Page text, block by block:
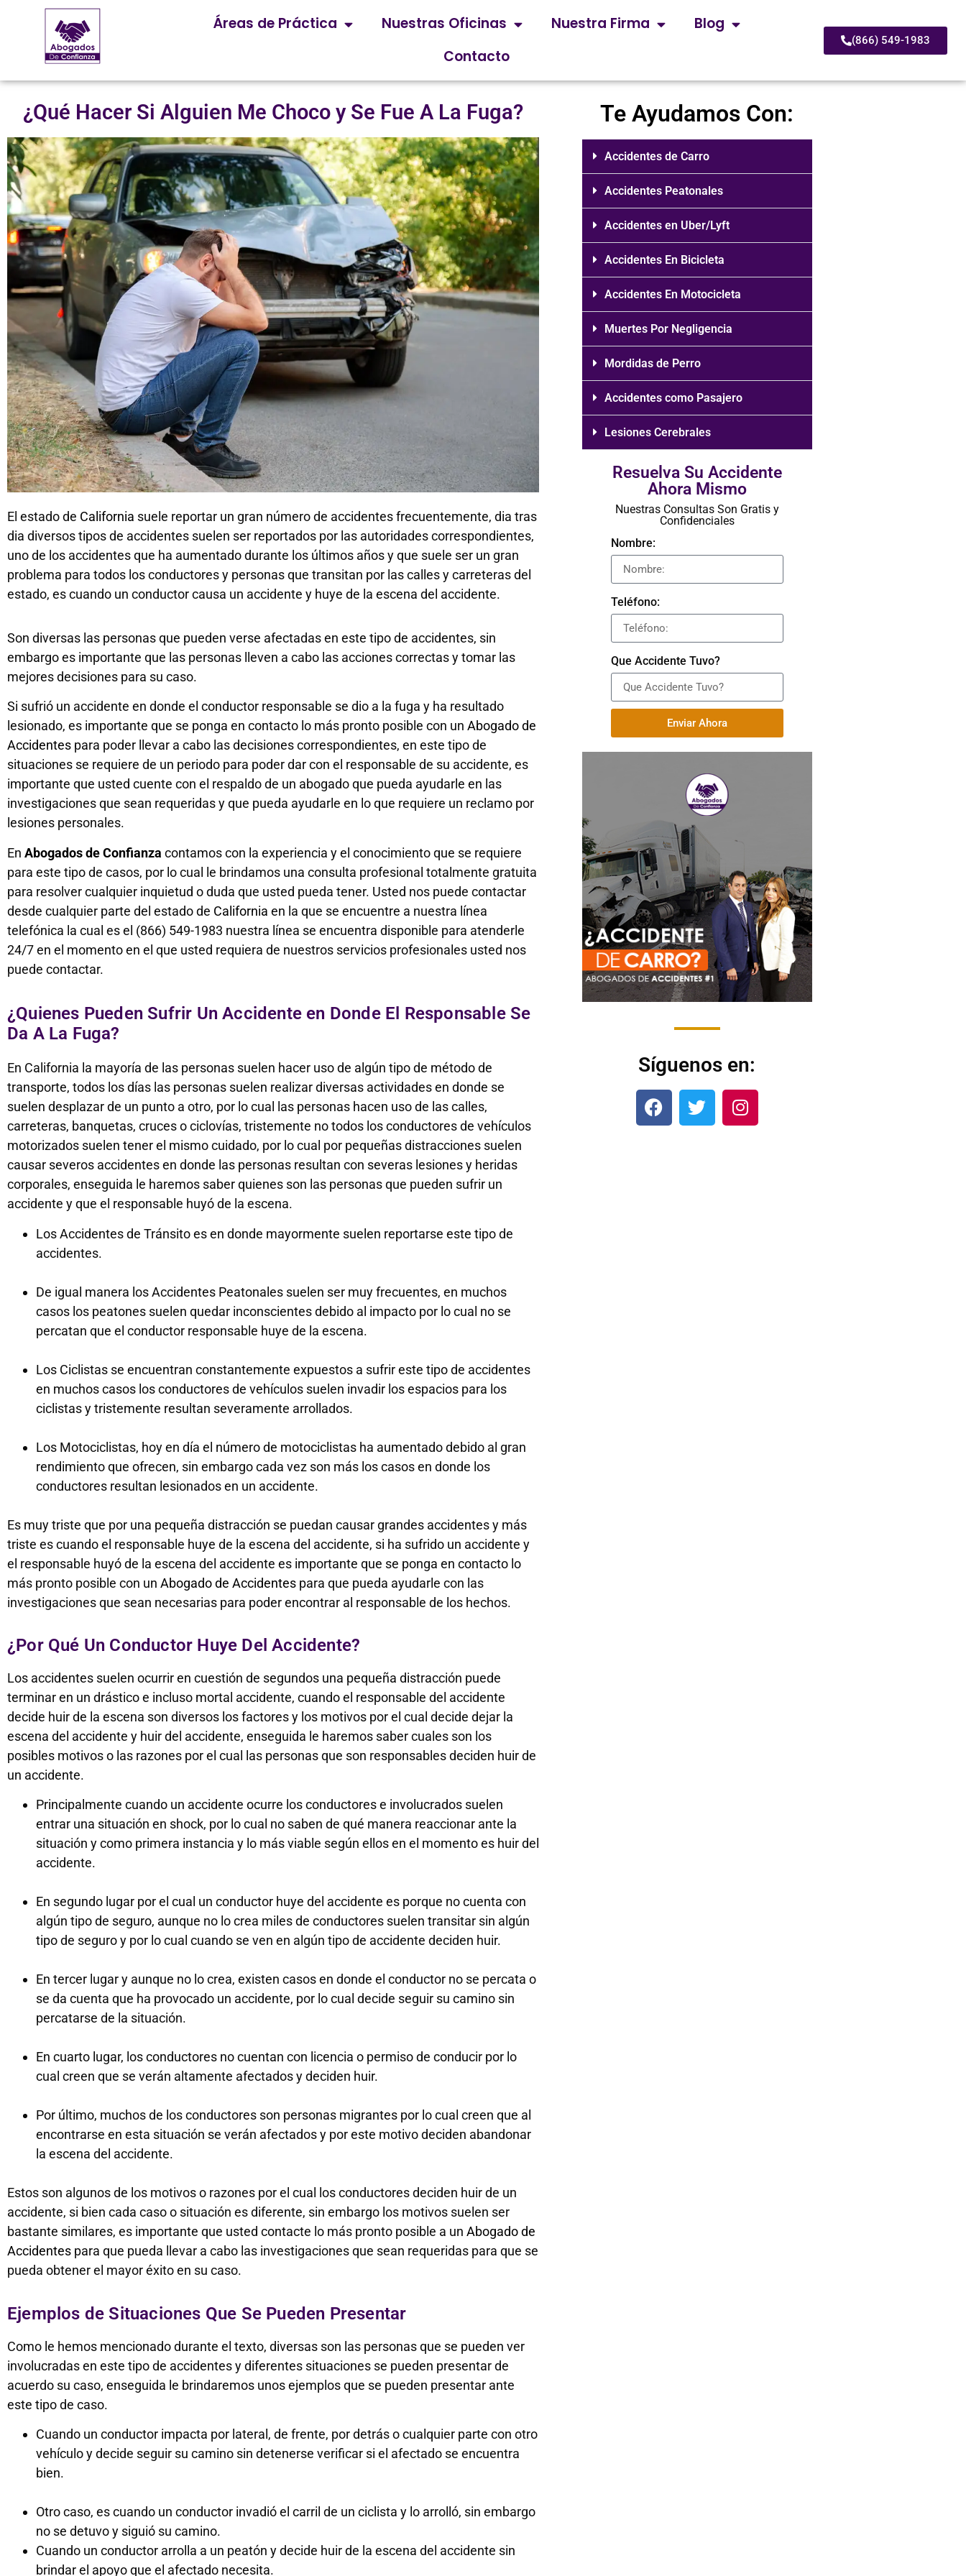
Áreas de Práctica Nuestras Oficinas Nuestra Firma
Blog
Contacto
(866) 549-1983
¿Qué Hacer Si Alguien Me Choco y Se Fue A La Fuga?
El estado de California suele reportar un gran número de accidentes frecuentemente, dia tras
dia diversos tipos de accidentes suelen ser reportados por las autoridades correspondientes,
uno de los accidentes que ha aumentado durante los últimos años y que suele ser un gran
problema para todos los conductores y personas que transitan por las calles y carreteras del
estado, es cuando un conductor causa un accidente y huye de la escena del accidente.
Son diversas las personas que pueden verse afectadas en este tipo de accidentes, sin
embargo es importante que las personas lleven a cabo las acciones correctas y tomar las
mejores decisiones para su caso.
Si sufrió un accidente en donde el conductor responsable se dio a la fuga y ha resultado
lesionado, es importante que se ponga en contacto lo más pronto posible con un Abogado de
Accidentes para poder llevar a cabo las decisiones correspondientes, en este tipo de
situaciones se requiere de un periodo para poder dar con el responsable de su accidente, es
importante que usted cuente con el respaldo de un abogado que pueda ayudarle en las
investigaciones que sean requeridas y que pueda ayudarle en lo que requiere un reclamo por
lesiones personales.
En Abogados de Confianza contamos con la experiencia y el conocimiento que se requiere
para este tipo de casos, por lo cual le brindamos una consulta profesional totalmente gratuita
para resolver cualquier inquietud o duda que usted pueda tener. Usted nos puede contactar
desde cualquier parte del estado de California en la que se encuentre a nuestra línea
telefónica la cual es el (866) 549-1983 nuestra línea se encuentra disponible para atenderle
24/7 en el momento en el que usted requiera de nuestros servicios profesionales usted nos
puede contactar.
¿Quienes Pueden Sufrir Un Accidente en Donde El Responsable Se
Da A La Fuga?
En California la mayoría de las personas suelen hacer uso de algún tipo de método de
transporte, todos los días las personas suelen realizar diversas actividades en donde se
suelen desplazar de un punto a otro, por lo cual las personas hacen uso de las calles,
carreteras, banquetas, cruces o ciclovías, tristemente no todos los conductores de vehículos
motorizados suelen tener el mismo cuidado, por lo cual por pequeñas distracciones suelen
causar severos accidentes en donde las personas resultan con severas lesiones y heridas
corporales, enseguida le haremos saber quienes son las personas que pueden sufrir un
accidente y que el responsable huyó de la escena.
Los Accidentes de Tránsito es en donde mayormente suelen reportarse este tipo de
accidentes.
De igual manera los Accidentes Peatonales suelen ser muy frecuentes, en muchos
casos los peatones suelen quedar inconscientes debido al impacto por lo cual no se
percatan que el conductor responsable huye de la escena.
Los Ciclistas se encuentran constantemente expuestos a sufrir este tipo de accidentes
en muchos casos los conductores de vehículos suelen invadir los espacios para los
ciclistas y tristemente resultan severamente arrollados.
Los Motociclistas, hoy en día el número de motociclistas ha aumentado debido al gran
rendimiento que ofrecen, sin embargo cada vez son más los casos en donde los
conductores resultan lesionados en un accidente.
Es muy triste que por una pequeña distracción se puedan causar grandes accidentes y más
triste es cuando el responsable huye de la escena del accidente, si ha sufrido un accidente y
el responsable huyó de la escena del accidente es importante que se ponga en contacto lo
más pronto posible con un Abogado de Accidentes para que pueda ayudarle con las
investigaciones que sean necesarias para poder encontrar al responsable de los hechos.
¿Por Qué Un Conductor Huye Del Accidente?
Los accidentes suelen ocurrir en cuestión de segundos una pequeña distracción puede
terminar en un drástico e incluso mortal accidente, cuando el responsable del accidente
decide huir de la escena son diversos los factores y los motivos por el cual decide dejar la
escena del accidente y huir del accidente, enseguida le haremos saber cuales son los
posibles motivos o las razones por el cual las personas que son responsables deciden huir de
un accidente.
Principalmente cuando un accidente ocurre los conductores e involucrados suelen
entrar una situación en shock, por lo cual no saben de qué manera reaccionar ante la
situación y como primera instancia y lo más viable según ellos en el momento es huir del
accidente.
En segundo lugar por el cual un conductor huye del accidente es porque no cuenta con
algún tipo de seguro, aunque no lo crea miles de conductores suelen transitar sin algún
tipo de seguro y por lo cual cuando se ven en algún tipo de accidente deciden huir.
En tercer lugar y aunque no lo crea, existen casos en donde el conductor no se percata o
se da cuenta que ha provocado un accidente, por lo cual decide seguir su camino sin
percatarse de la situación.
En cuarto lugar, los conductores no cuentan con licencia o permiso de conducir por lo
cual creen que se verán altamente afectados y deciden huir.
Por último, muchos de los conductores son personas migrantes por lo cual creen que al
encontrarse en esta situación se verán afectados y por este motivo deciden abandonar
la escena del accidente.
Estos son algunos de los motivos o razones por el cual los conductores deciden huir de un
accidente, si bien cada caso o situación es diferente, sin embargo los motivos suelen ser
bastante similares, es importante que usted contacte lo más pronto posible a un Abogado de
Accidentes para que pueda llevar a cabo las investigaciones que sean requeridas para que se
pueda obtener el mayor éxito en su caso.
Ejemplos de Situaciones Que Se Pueden Presentar
Como le hemos mencionado durante el texto, diversas son las personas que se pueden ver
involucradas en este tipo de accidentes y diferentes situaciones se pueden presentar de
acuerdo su caso, enseguida le brindaremos unos ejemplos que se pueden presentar ante
este tipo de caso.
Cuando un conductor impacta por lateral, de frente, por detrás o cualquier parte con otro
vehículo y decide seguir su camino sin detenerse verificar si el afectado se encuentra
bien.
Otro caso, es cuando un conductor invadió el carril de un ciclista y lo arrolló, sin embargo
no se detuvo y siguió su camino.
Cuando un conductor arrolla a un peatón y decide huir de la escena del accidente sin
brindar el apoyo que el afectado necesita.
Te Ayudamos Con:
Accidentes de Carro
Accidentes Peatonales
Accidentes en Uber/Lyft
Accidentes En Bicicleta
Accidentes En Motocicleta
Muertes Por Negligencia
Mordidas de Perro
Accidentes como Pasajero
Lesiones Cerebrales
Resuelva Su Accidente
Ahora Mismo
Nuestras Consultas Son Gratis y
Confidenciales
Nombre:
Teléfono:
Que Accidente Tuvo?
Enviar Ahora
Síguenos en: